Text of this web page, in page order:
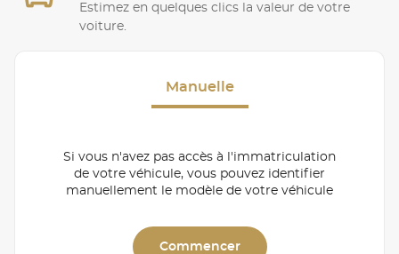
Estimez en quelques clics la valeur de votre
voiture.
Manuelle
Si vous n'avez pas accès à l'immatriculation
de votre véhicule, vous pouvez identifier
manuellement le modèle de votre véhicule
Commencer